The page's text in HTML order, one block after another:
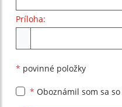
Príloha:
* povinné položky
* Oboznámil som sa so